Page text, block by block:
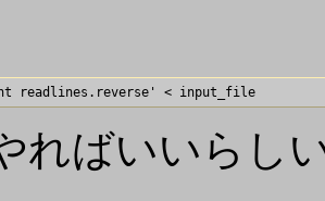
ればいいらし